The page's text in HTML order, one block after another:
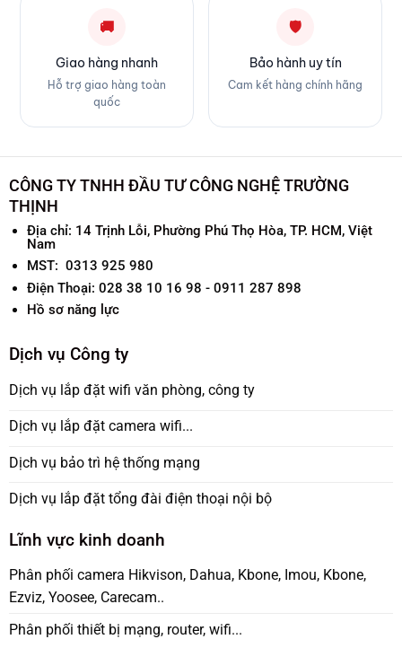
🚚
Giao hàng nhanh
Hỗ trợ giao hàng toàn
quốc
🛡
Bảo hành uy tín
Cam kết hàng chính hãng
CÔNG TY TNHH ĐẦU TƯ CÔNG NGHỆ TRƯỜNG
THỊNH
Địa chỉ: 14 Trịnh Lỗi, Phường Phú Thọ Hòa, TP. HCM, Việt
Nam
MST: 0313 925 980
Điện Thoại: 028 38 10 16 98 - 0911 287 898
Hồ sơ năng lực
Dịch vụ Công ty
Dịch vụ lắp đặt wifi văn phòng, công ty
Dịch vụ lắp đặt camera wifi...
Dịch vụ bảo trì hệ thống mạng
Dịch vụ lắp đặt tổng đài điện thoại nội bộ
Lĩnh vực kinh doanh
Phân phối camera Hikvison, Dahua, Kbone, Imou, Kbone,
Ezviz, Yoosee, Carecam..
Phân phối thiết bị mạng, router, wifi...